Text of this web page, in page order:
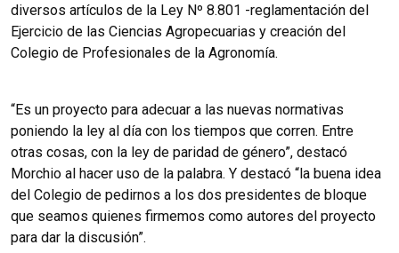
diversos artículos de la Ley Nº 8.801 -reglamentación del
Ejercicio de las Ciencias Agropecuarias y creación del
Colegio de Profesionales de la Agronomía.
“Es un proyecto para adecuar a las nuevas normativas
poniendo la ley al día con los tiempos que corren. Entre
otras cosas, con la ley de paridad de género”, destacó
Morchio al hacer uso de la palabra. Y destacó “la buena idea
del Colegio de pedirnos a los dos presidentes de bloque
que seamos quienes firmemos como autores del proyecto
para dar la discusión”.